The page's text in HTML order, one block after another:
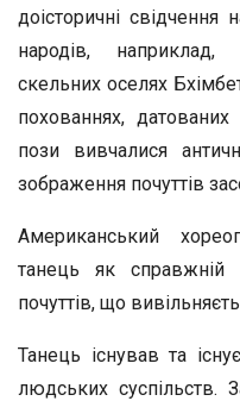
доісторичні свідчення
народів,
скельних оселях
похованнях,
пози вивчалися
зображення почуттів
Американський
танець як
почуттів, що
Танець існував та
людських суспільств.